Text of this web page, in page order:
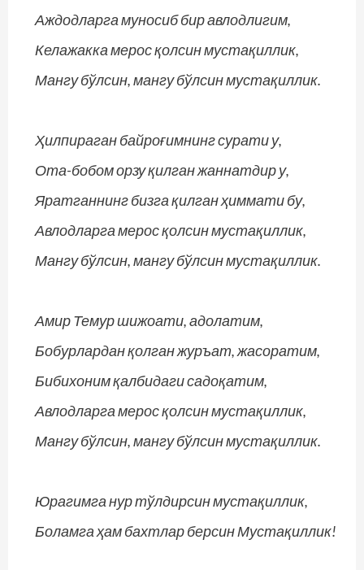
Аждодларга муносиб бир авлодлигим,
Келажакка мерос қолсин мустақиллик,
Мангу бўлсин, мангу бўлсин мустақиллик.
Ҳилпираган байроғимнинг сурати у,
Ота-бобом орзу қилган жаннатдир у,
Яратганнинг бизга қилган ҳиммати бу,
Авлодларга мерос қолсин мустақиллик,
Мангу бўлсин, мангу бўлсин мустақиллик.
Амир Темур шижоати, адолатим,
Бобурлардан қолган журъат, жасоратим,
Бибихоним қалбидаги садоқатим,
Авлодларга мерос қолсин мустақиллик,
Мангу бўлсин, мангу бўлсин мустақиллик.
Юрагимга нур тўлдирсин мустақиллик,
Боламга ҳам бахтлар берсин Мустақиллик!